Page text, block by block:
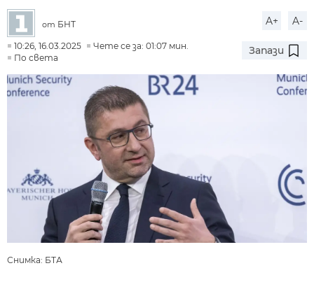
от БНТ A+ A-
10:26, 16.03.2025
Чете се за: 01:07 мин.
По света
Запази
Снимка: БТА